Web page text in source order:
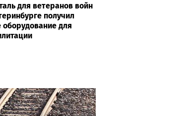
для ветеранов войн
получил
оборудование для